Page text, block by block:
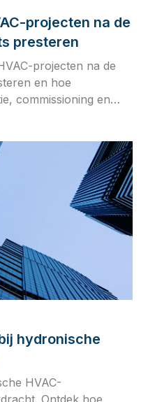
projecten na de
presteren
projecten na de
en hoe
commissioning en
hydronische
HVAC-